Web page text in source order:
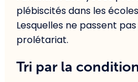
plébiscités dans les
Lesquelles ne passent
prolétariat.
Tri par la